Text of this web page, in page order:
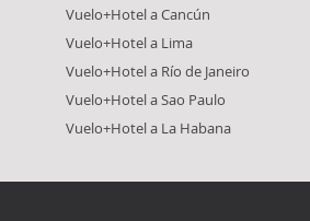
Vuelo+Hotel a Cancún
Vuelo+Hotel a Lima
Vuelo+Hotel a Río de Janeiro
Vuelo+Hotel a Sao Paulo
Vuelo+Hotel a La Habana